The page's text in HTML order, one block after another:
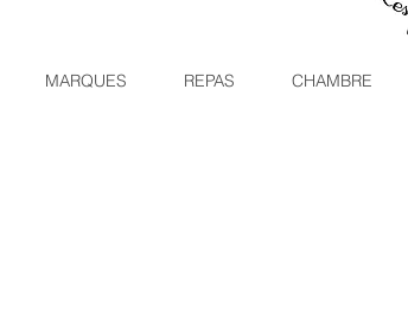
MARQUES REPAS CHAMBRE